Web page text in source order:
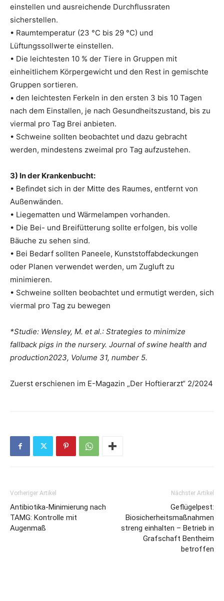
einstellen und ausreichende Durchflussraten
sicherstellen.
• Raumtemperatur (23 °C bis 29 °C) und
Lüftungssollwerte einstellen.
• Die leichtesten 10 % der Tiere in Gruppen mit
einheitlichem Körpergewicht und den Rest in gemischte
Gruppen sortieren.
• den leichtesten Ferkeln in den ersten 3 bis 10 Tagen
nach dem Einstallen, je nach Gesundheitszustand, bis zu
viermal pro Tag Brei anbieten.
• Schweine sollten beobachtet und dazu gebracht
werden, mindestens zweimal pro Tag aufzustehen.
3) In der Krankenbucht:
• Befindet sich in der Mitte des Raumes, entfernt von
Außenwänden.
• Liegematten und Wärmelampen vorhanden.
• Die Bei- und Breifütterung sollte erfolgen, bis volle
Bäuche zu sehen sind.
• Bei Bedarf sollten Paneele, Kunststoffabdeckungen
oder Planen verwendet werden, um Zugluft zu
minimieren.
• Schweine sollten beobachtet und ermutigt werden, sich
viermal pro Tag zu bewegen
*Studie: Wensley, M. et al.: Strategies to minimize
fallback pigs in the nursery. Journal of swine health and
production2023, Volume 31, number 5.
Zuerst erschienen im E-Magazin „Der Hoftierarzt“ 2/2024
Vorheriger Artikel
Antibiotika-Minimierung nach
TAMG: Kontrolle mit
Augenmaß
Nächster Artikel
Geflügelpest:
Biosicherheitsmaßnahmen
streng einhalten – Betrieb in
Grafschaft Bentheim
betroffen